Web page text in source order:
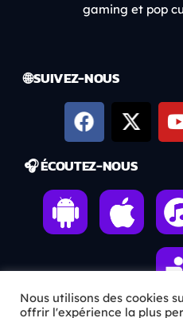
gaming et pop
🌐 SUIVEZ-NOUS
🎧 ÉCOUTEZ-NOUS
Nous utilisons des cookies
offrir l'expérience la plus